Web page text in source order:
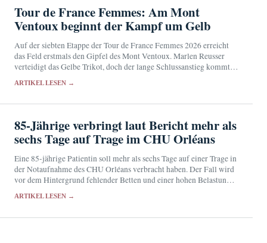
Tour de France Femmes: Am Mont
Ventoux beginnt der Kampf um Gelb
Auf der siebten Etappe der Tour de France Femmes 2026 erreicht
das Feld erstmals den Gipfel des Mont Ventoux. Marlen Reusser
verteidigt das Gelbe Trikot, doch der lange Schlussanstieg kommt
ARTIKEL LESEN →
85-Jährige verbringt laut Bericht mehr als
sechs Tage auf Trage im CHU Orléans
Eine 85-jährige Patientin soll mehr als sechs Tage auf einer Trage in
der Notaufnahme des CHU Orléans verbracht haben. Der Fall wird
vor dem Hintergrund fehlender Betten und einer hohen Belastung
ARTIKEL LESEN →